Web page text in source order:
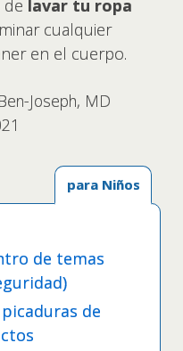
de lavar tu ropa
cualquier
en el cuerpo.
Joseph, MD
para Niños
de temas
de